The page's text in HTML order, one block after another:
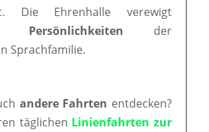
Die Ehrenhalle verewigt
Persönlichkeiten der
Sprachfamilie.
andere Fahrten entdecken?
täglichen Linienfahrten zur